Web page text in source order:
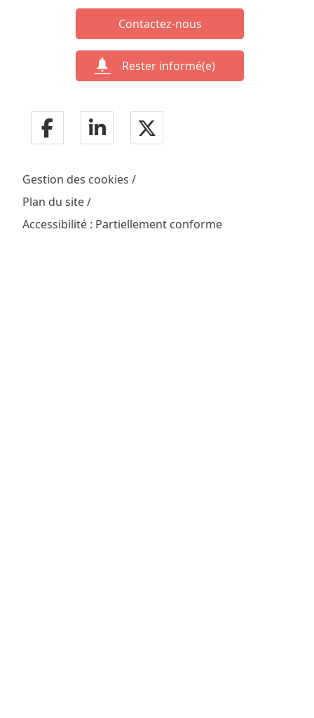
Contactez-nous
Rester informé(e)
Gestion des cookies
Plan du site
Accessibilité : Partiellement conforme